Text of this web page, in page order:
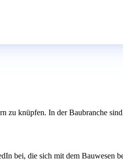
zu knüpfen. In der Baubranche
die sich mit dem Bauwesen